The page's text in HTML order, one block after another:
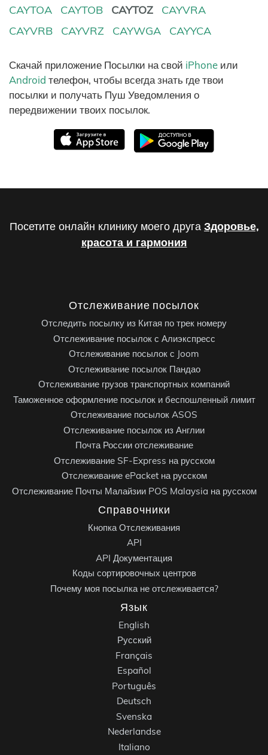
CAYTOA
CAYTOB CAYTOZ
CAYVRA
CAYVRB
CAYVRZ CAYWGA CAYYCA
Скачай приложение Посылки на свой iPhone или
Android телефон, чтобы всегда знать где твои
посылки и получать Пуш Уведомления о
передвижении твоих посылок.
Посетите онлайн клинику моего друга Здоровье,
красота и гармония
Отслеживание посылок
Отследить посылку из Китая по трек номеру
Отслеживание посылок с Алиэкспресс
Отслеживание посылок с Joom
Отслеживание посылок Пандао
Отслеживание грузов транспортных компаний
Таможенное оформление посылок и беспошленный лимит
Отслеживание посылок ASOS
Отслеживание посылок из Англии
Почта России отслеживание
Отслеживание SF-Express на русском
Отслеживание ePacket на русском
Отслеживание Почты Малайзии POS Malaysia на русском
Справочники
Кнопка Отслеживания
API
API Документация
Коды сортировочных центров
Почему моя посылка не отслеживается?
Язык
English
Русский
Français
Español
Português
Deutsch
Svenska
Nederlandse
Italiano